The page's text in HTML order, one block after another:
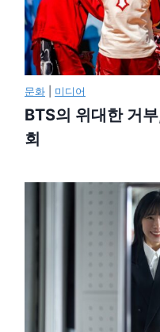
문화 미디어
BTS의 위대한 거
회